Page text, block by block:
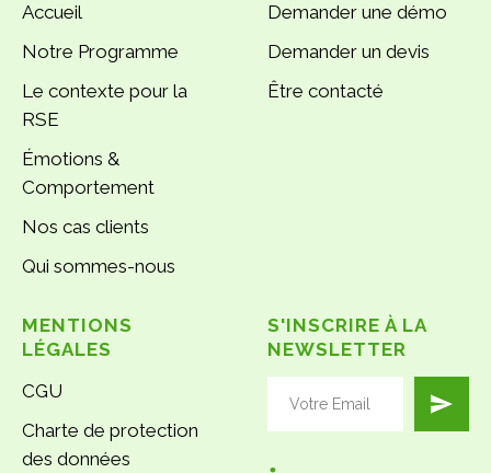
Accueil
Notre Programme
Le contexte pour la
RSE
Émotions &
Comportement
Nos cas clients
Qui sommes-nous
Demander une démo
Demander un devis
Être contacté
MENTIONS
LÉGALES
CGU
Charte de protection
des données
S'INSCRIRE À LA
NEWSLETTER